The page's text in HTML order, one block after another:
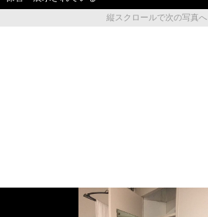
縦スクロールで次の写真へ